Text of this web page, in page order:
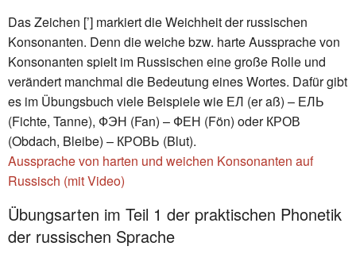
Das Zeichen [’] markiert die Weichheit der russischen
Konsonanten. Denn die weiche bzw. harte Aussprache von
Konsonanten spielt im Russischen eine große Rolle und
verändert manchmal die Bedeutung eines Wortes. Dafür gibt
es im Übungsbuch viele Beispiele wie ЕЛ (er aß) – ЕЛЬ
(Fichte, Tanne), ФЭН (Fan) – ФЕН (Fön) oder КРОВ
(Obdach, Bleibe) – КРОВЬ (Blut).
Aussprache von harten und weichen Konsonanten auf
Russisch (mit Video)
Übungsarten im Teil 1 der praktischen Phonetik
der russischen Sprache